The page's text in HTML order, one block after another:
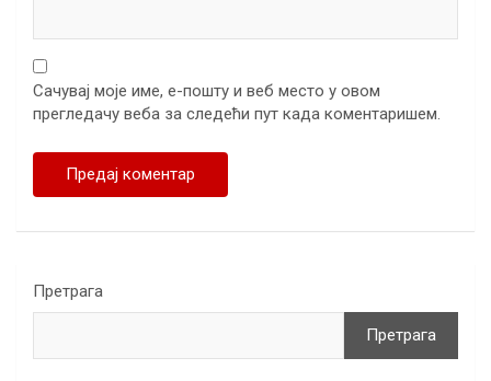
Сачувај моје име, е-пошту и веб место у овом
прегледачу веба за следећи пут када коментаришем.
Претрага
Претрага